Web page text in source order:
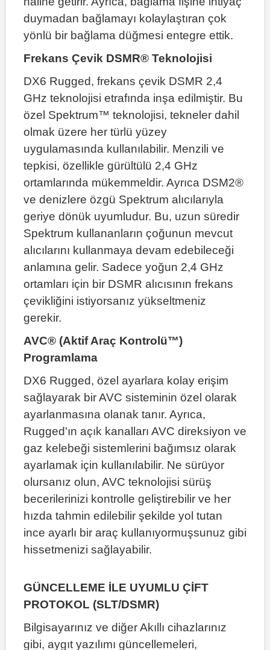
duymadan bağlamayı kolaylaştıran çok
yönlü bir bağlama düğmesi entegre ettik.
Frekans Çevik DSMR® Teknolojisi
DX6 Rugged, frekans çevik DSMR 2,4
GHz teknolojisi etrafında inşa edilmiştir. Bu
özel Spektrum™ teknolojisi, tekneler dahil
olmak üzere her türlü yüzey
uygulamasında kullanılabilir. Menzili ve
tepkisi, özellikle gürültülü 2,4 GHz
ortamlarında mükemmeldir. Ayrıca DSM2®
ve denizlere özgü Spektrum alıcılarıyla
geriye dönük uyumludur. Bu, uzun süredir
Spektrum kullananların çoğunun mevcut
alıcılarını kullanmaya devam edebileceği
anlamına gelir. Sadece yoğun 2,4 GHz
ortamları için bir DSMR alıcısının frekans
çevikliğini istiyorsanız yükseltmeniz
gerekir.
AVC® (Aktif Araç Kontrolü™)
Programlama
DX6 Rugged, özel ayarlara kolay erişim
sağlayarak bir AVC sisteminin özel olarak
ayarlanmasına olanak tanır. Ayrıca,
Rugged'ın açık kanalları AVC direksiyon ve
gaz kelebeği sistemlerini bağımsız olarak
ayarlamak için kullanılabilir. Ne sürüyor
olursanız olun, AVC teknolojisi sürüş
becerilerinizi kontrolle geliştirebilir ve her
hızda tahmin edilebilir şekilde yol tutan
ince ayarlı bir araç kullanıyormuşsunuz gibi
hissetmenizi sağlayabilir.
GÜNCELLEME İLE UYUMLU ÇİFT
PROTOKOL (SLT/DSMR)
Bilgisayarınız ve diğer Akıllı cihazlarınız
gibi, aygıt yazılımı güncellemeleri,